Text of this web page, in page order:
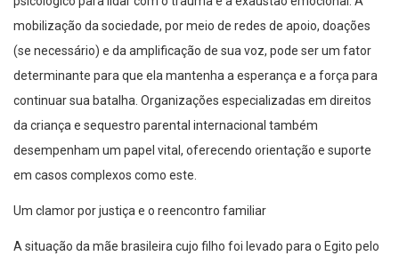
mobilização da sociedade, por meio de redes de apoio, doações
(se necessário) e da amplificação de sua voz, pode ser um fator
determinante para que ela mantenha a esperança e a força para
continuar sua batalha. Organizações especializadas em direitos
da criança e sequestro parental internacional também
desempenham um papel vital, oferecendo orientação e suporte
em casos complexos como este.
Um clamor por justiça e o reencontro familiar
A situação da mãe brasileira cujo filho foi levado para o Egito pelo